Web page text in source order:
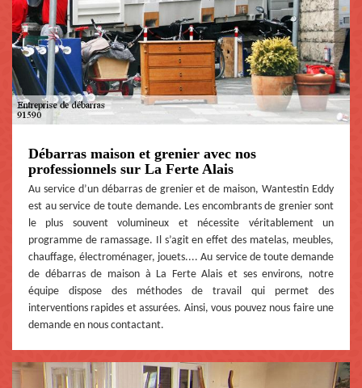
Débarras maison et grenier avec nos
professionnels sur La Ferte Alais
Au service d’un débarras de grenier et de maison, Wantestin Eddy
est au service de toute demande. Les encombrants de grenier sont
le plus souvent volumineux et nécessite véritablement un
programme de ramassage. Il s’agit en effet des matelas, meubles,
chauffage, électroménager, jouets.... Au service de toute demande
de débarras de maison à La Ferte Alais et ses environs, notre
équipe dispose des méthodes de travail qui permet des
interventions rapides et assurées. Ainsi, vous pouvez nous faire une
demande en nous contactant.